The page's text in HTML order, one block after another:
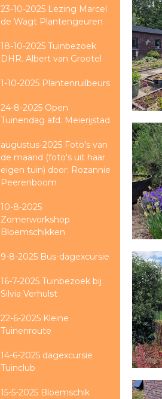
23-10-2025 Lezing Marcel
de Wagt Plantengeuren
18-10-2025 Tuinbezoek
DHR. Albert van Grootel
1-10-2025 Plantenruilbeurs
24-8-2025 Open
Tuinendag afd. Meierijstad
augustus-2025 Foto's van
de maand (foto's uit haar
eigen tuin) door: Rozannie
Peerenboom
10-8-2025
Zomerworkshop
Bloemschikken
9-8-2025 Bus-dagexcursie
16-7-2025 Tuinbezoek bij
Silvia Verhulst
22-6-2025 Kleine
Tuinenroute
14-6-2025 dagexcursie
Tuinclub
15-5-2025 Bloemschik